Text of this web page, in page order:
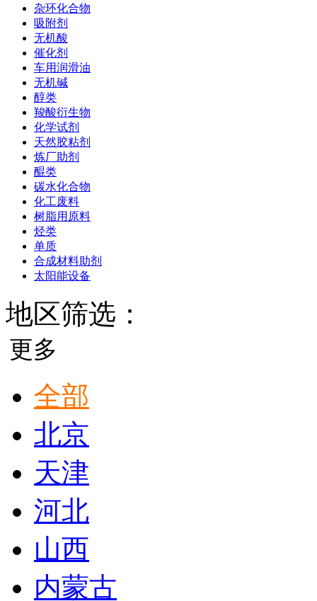
杂环化合物
吸附剂
无机酸
催化剂
车用润滑油
无机碱
醇类
羧酸衍生物
化学试剂
天然胶粘剂
炼厂助剂
醌类
碳水化合物
化工废料
树脂用原料
烃类
单质
合成材料助剂
太阳能设备
地区筛选：
更多
全部
北京
天津
河北
山西
内蒙古